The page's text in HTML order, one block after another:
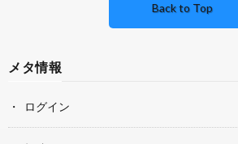
Back to Top
メタ情報
ログイン